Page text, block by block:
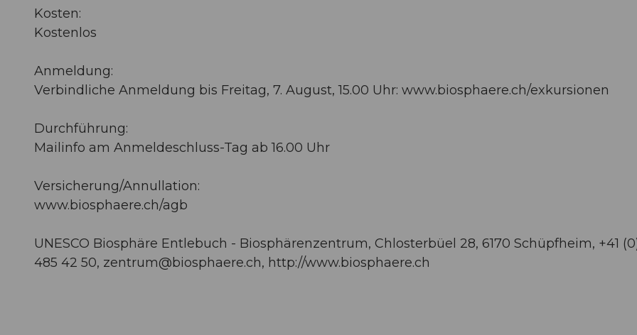
Kosten:
Kostenlos
Anmeldung:
Verbindliche Anmeldung bis Freitag, 7. August, 15.00 Uhr: www.biosphaere.ch/exkursionen
Durchführung:
Mailinfo am Anmeldeschluss-Tag ab 16.00 Uhr
Versicherung/Annullation:
www.biosphaere.ch/agb
UNESCO Biosphäre Entlebuch - Biosphärenzentrum, Chlosterbüel 28, 6170 Schüpfheim, +41
485 42 50, zentrum@biosphaere.ch, http://www.biosphaere.ch